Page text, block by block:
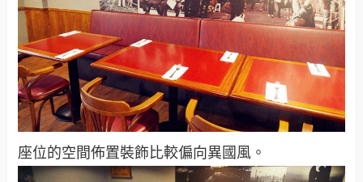
座位的空間佈置裝飾比較偏向異國風。